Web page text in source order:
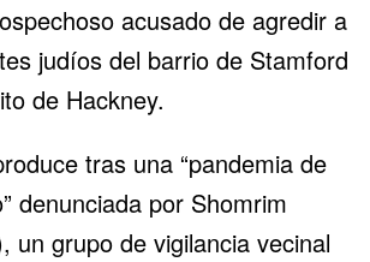
acusado de agredir a
judíos del barrio de Stamford
de Hackney.
tras una “pandemia de
denunciada por Shomrim
un grupo de vigilancia vecinal